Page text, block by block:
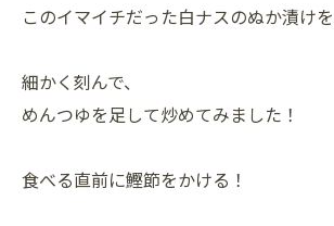
このイマイチだった白ナスのぬか漬けを
細かく刻んで、
めんつゆを足して炒めてみました！
食べる直前に鰹節をかける！